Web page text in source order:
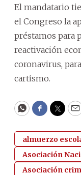
El mandatario
el Congreso la
préstamos para
reactivación
coronavirus,
cartismo.
WhatsApp
almuerzo
Asociación
Asociación